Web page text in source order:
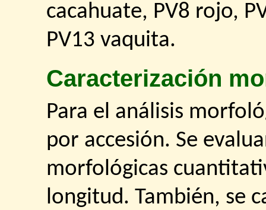
cacahuate, PV8 rojo,
PV13 vaquita.
Caracterización
Para el análisis
por accesión. Se
morfológicas
longitud. También, se